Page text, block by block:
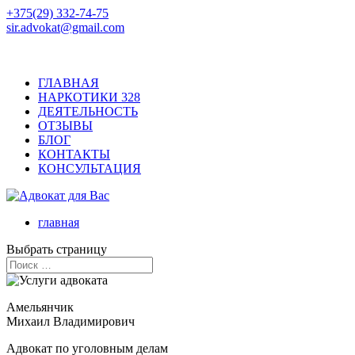
+375(29) 332-74-75
sir.advokat@gmail.com
ГЛАВНАЯ
НАРКОТИКИ 328
ДЕЯТЕЛЬНОСТЬ
ОТЗЫВЫ
БЛОГ
КОНТАКТЫ
КОНСУЛЬТАЦИЯ
главная
Выбрать страницу
Амельянчик
Михаил Владимирович
Адвокат по уголовным делам